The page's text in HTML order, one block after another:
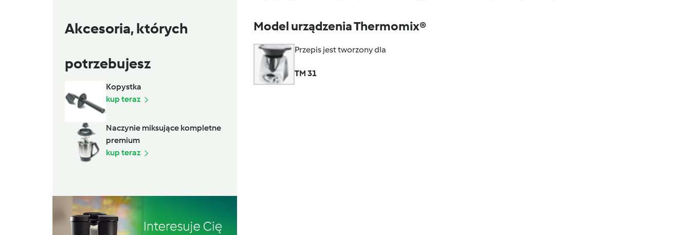
Akcesoria, których
potrzebujesz
Kopystka
kup teraz
Naczynie miksujące kompletne
premium
kup teraz
Model urządzenia Thermomix®
Przepis jest tworzony dla
TM 31